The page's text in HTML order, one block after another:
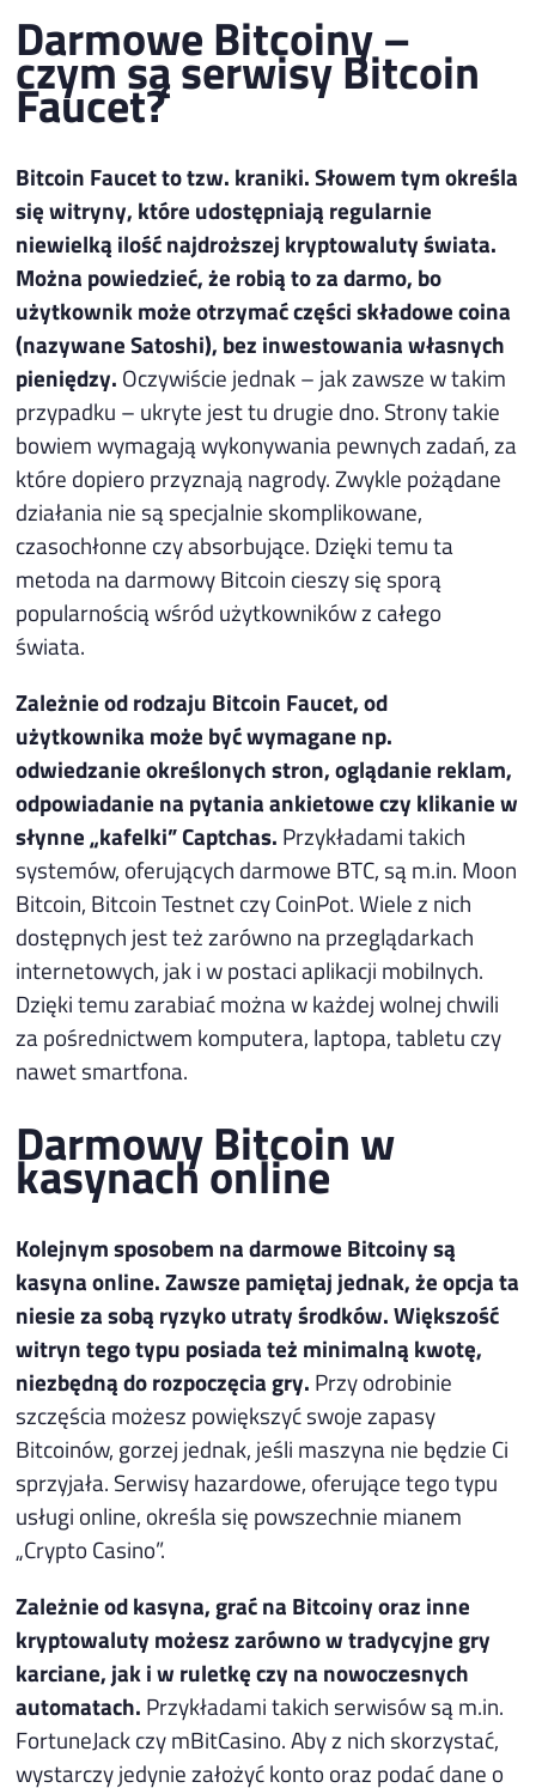
Darmowe Bitcoiny –
czym są serwisy Bitcoin
Faucet?
Bitcoin Faucet to tzw. kraniki. Słowem tym określa
się witryny, które udostępniają regularnie
niewielką ilość najdroższej kryptowaluty świata.
Można powiedzieć, że robią to za darmo, bo
użytkownik może otrzymać części składowe coina
(nazywane Satoshi), bez inwestowania własnych
pieniędzy. Oczywiście jednak – jak zawsze w takim
przypadku – ukryte jest tu drugie dno. Strony takie
bowiem wymagają wykonywania pewnych zadań, za
które dopiero przyznają nagrody. Zwykle pożądane
działania nie są specjalnie skomplikowane,
czasochłonne czy absorbujące. Dzięki temu ta
metoda na darmowy Bitcoin cieszy się sporą
popularnością wśród użytkowników z całego
świata.
Zależnie od rodzaju Bitcoin Faucet, od
użytkownika może być wymagane np.
odwiedzanie określonych stron, oglądanie reklam,
odpowiadanie na pytania ankietowe czy klikanie w
słynne „kafelki” Captchas. Przykładami takich
systemów, oferujących darmowe BTC, są m.in. Moon
Bitcoin, Bitcoin Testnet czy CoinPot. Wiele z nich
dostępnych jest też zarówno na przeglądarkach
internetowych, jak i w postaci aplikacji mobilnych.
Dzięki temu zarabiać można w każdej wolnej chwili
za pośrednictwem komputera, laptopa, tabletu czy
nawet smartfona.
Darmowy Bitcoin w
kasynach online
Kolejnym sposobem na darmowe Bitcoiny są
kasyna online. Zawsze pamiętaj jednak, że opcja ta
niesie za sobą ryzyko utraty środków. Większość
witryn tego typu posiada też minimalną kwotę,
niezbędną do rozpoczęcia gry. Przy odrobinie
szczęścia możesz powiększyć swoje zapasy
Bitcoinów, gorzej jednak, jeśli maszyna nie będzie Ci
sprzyjała. Serwisy hazardowe, oferujące tego typu
usługi online, określa się powszechnie mianem
„Crypto Casino”.
Zależnie od kasyna, grać na Bitcoiny oraz inne
kryptowaluty możesz zarówno w tradycyjne gry
karciane, jak i w ruletkę czy na nowoczesnych
automatach. Przykładami takich serwisów są m.in.
FortuneJack czy mBitCasino. Aby z nich skorzystać,
wystarczy jedynie założyć konto oraz podać dane o